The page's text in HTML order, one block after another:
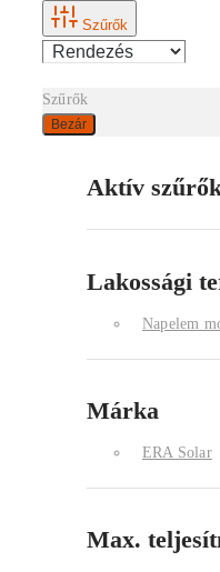
Szűrők
Szűrők
Bezár
Aktív
Lakossági
Napelem
Márka
ERA Solar
Max.